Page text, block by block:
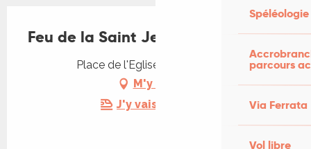
Spéléologie
parcours
Via Ferrata
Vol libre
Feu de la Saint Jean à Condat
Place de l'Eglise, 46110 Condat
M'y rendre
J'y vais en train !